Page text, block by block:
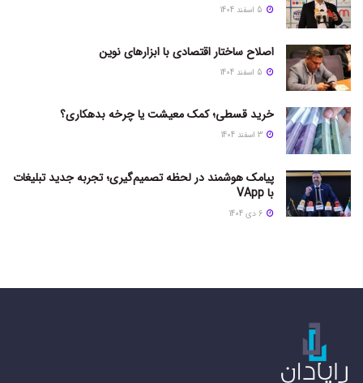
اصلاح ساختار اقتصادی با ابزارهای نوین
خرید قسطی؛ کمک معیشت یا چرخه بدهکاری؟
پیامک هوشمند در لحظه تصمیم‌گیری؛ تجربه جدید تبلیغات
با VApp